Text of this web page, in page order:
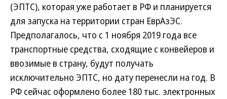
(ЭПТС), которая уже работает в РФ и планируется
для запуска на территории стран ЕврАзЭС.
Предполагалось, что с 1 ноября 2019 года все
транспортные средства, сходящие с конвейеров и
ввозимые в страну, будут получать
исключительно ЭПТС, но дату перенесли на год. В
РФ сейчас оформлено более 180 тыс. электронных